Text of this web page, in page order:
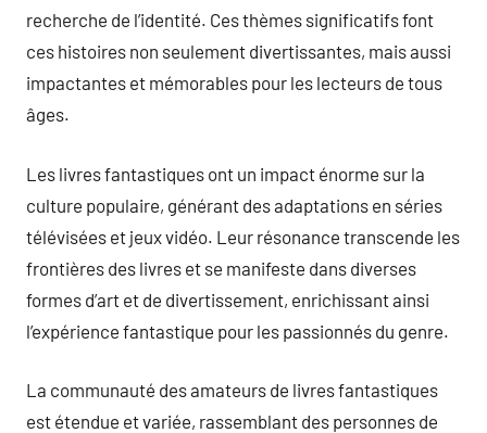
recherche de l’identité. Ces thèmes significatifs font
ces histoires non seulement divertissantes, mais aussi
impactantes et mémorables pour les lecteurs de tous
âges.
Les livres fantastiques ont un impact énorme sur la
culture populaire, générant des adaptations en séries
télévisées et jeux vidéo. Leur résonance transcende les
frontières des livres et se manifeste dans diverses
formes d’art et de divertissement, enrichissant ainsi
l’expérience fantastique pour les passionnés du genre.
La communauté des amateurs de livres fantastiques
est étendue et variée, rassemblant des personnes de